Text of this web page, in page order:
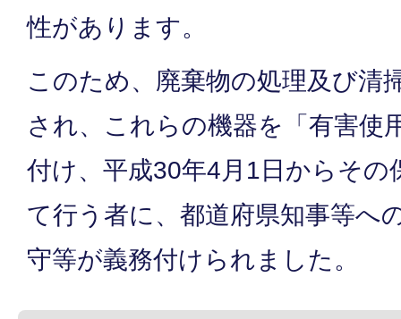
性があります。
このため、廃棄物の処理及び清
され、これらの機器を「有害使
付け、平成30年4月1日からその
て行う者に、都道府県知事等へ
守等が義務付けられました。